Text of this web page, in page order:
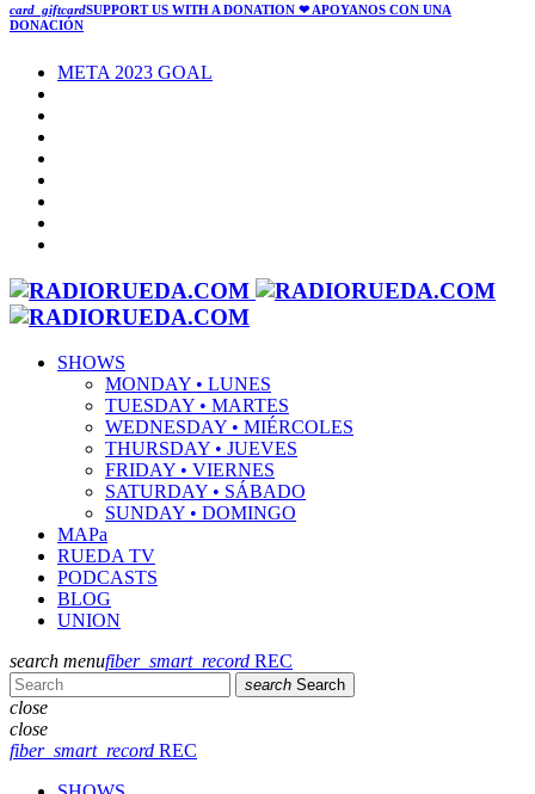
card_giftcardSUPPORT US WITH A DONATION ❤ APOYANOS CON UNA
DONACIÓN
META 2023 GOAL
SHOWS
MONDAY • LUNES
TUESDAY • MARTES
WEDNESDAY • MIÉRCOLES
THURSDAY • JUEVES
FRIDAY • VIERNES
SATURDAY • SÁBADO
SUNDAY • DOMINGO
MAPa
RUEDA TV
PODCASTS
BLOG
UNION
search menufiber_smart_record REC
search Search
close
close
fiber_smart_record REC